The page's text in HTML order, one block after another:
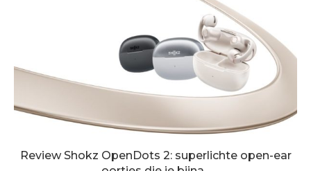
Review Shokz OpenDots 2: superlichte open-ear